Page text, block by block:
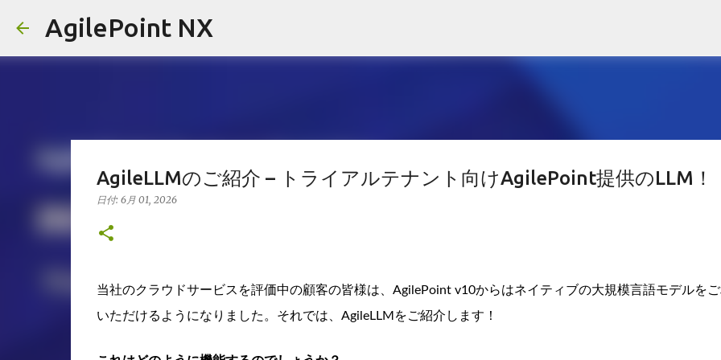
AgilePoint NX
AgileLLMのご紹介 – トライアルテナント向けAgilePoint提供のLLM！
日付: 6月 01, 2026
当社のクラウドサービスを評価中の顧客の皆様は、AgilePoint v10からはネイティブの大規模言語モデルを
いただけるようになりました。それでは、AgileLLMをご紹介します！